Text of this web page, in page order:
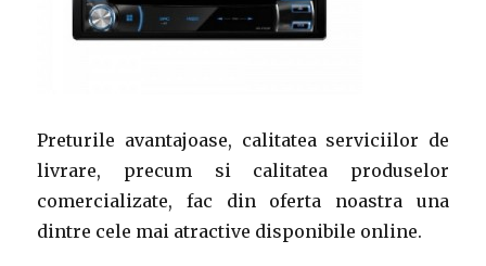
Preturile avantajoase, calitatea serviciilor de
livrare, precum si calitatea produselor
comercializate, fac din oferta noastra una
dintre cele mai atractive disponibile online.